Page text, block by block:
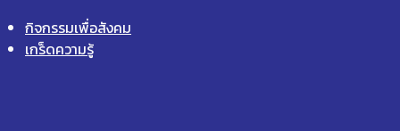
กิจกรรมเพื่อสังคม
เกร็ดความรู้